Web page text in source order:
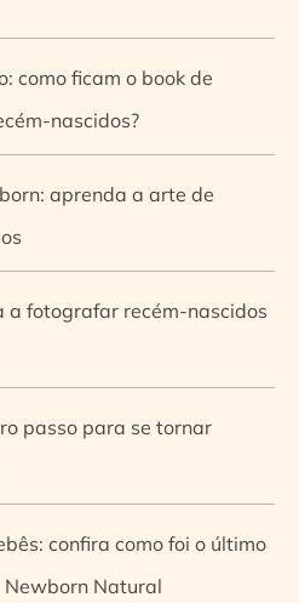
como ficam o book de
nascidos?
aprenda a arte de
a fotografar recém-nascidos
passo para se tornar
confira como foi o último
Natural